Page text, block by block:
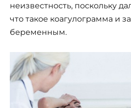
неизвестность, поскольку
что такое коагулограмма и
беременным.